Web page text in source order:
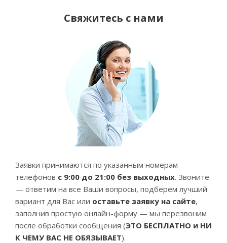
Свяжитесь с нами
Заявки принимаются по указанным номерам
телефонов с 9:00 до 21:00 без выходных. Звоните
— ответим на все Ваши вопросы, подберем лучший
вариант для Вас или оставьте заявку на сайте,
заполнив простую онлайн-форму — мы перезвоним
после обработки сообщения (ЭТО БЕСПЛАТНО и НИ
К ЧЕМУ ВАС НЕ ОБЯЗЫВАЕТ).